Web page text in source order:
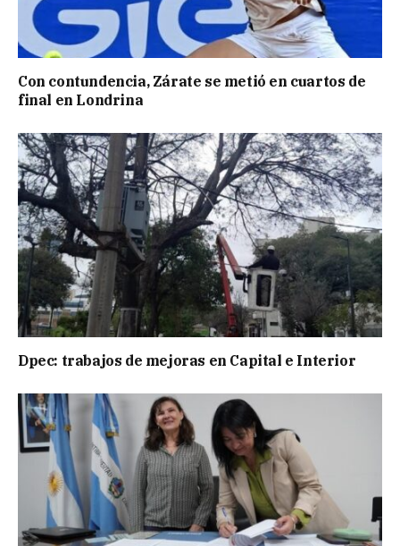
Con contundencia, Zárate se metió en cuartos de
final en Londrina
Dpec: trabajos de mejoras en Capital e Interior